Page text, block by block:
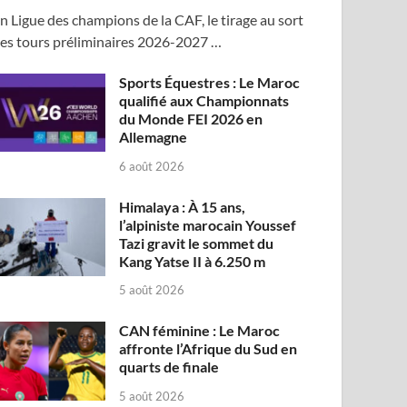
Ligue des champions de la CAF, le tirage au sort
tours préliminaires 2026-2027 …
Sports Équestres : Le Maroc
qualifié aux Championnats
du Monde FEI 2026 en
Allemagne
6 août 2026
Himalaya : À 15 ans,
l’alpiniste marocain Youssef
Tazi gravit le sommet du
Kang Yatse II à 6.250 m
5 août 2026
CAN féminine : Le Maroc
affronte l’Afrique du Sud en
quarts de finale
5 août 2026